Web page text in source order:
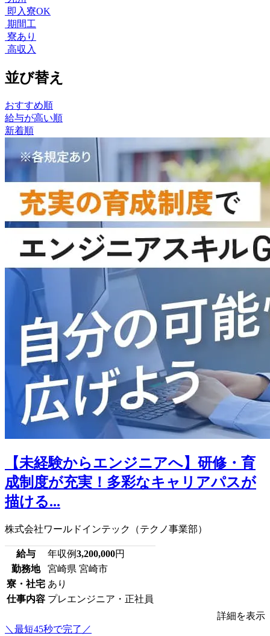
即入寮OK
期間工
寮あり
高収入
並び替え
おすすめ順
給与が高い順
新着順
【未経験からエンジニアへ】研修・育
成制度が充実！多彩なキャリアパスが
描ける...
株式会社ワールドインテック（テクノ事業部）
給与 年収例3,200,000円
勤務地
宮崎県 宮崎市
寮・社宅 あり
仕事内容 プレエンジニア・正社員
詳細を表示
＼最短45秒で完了／